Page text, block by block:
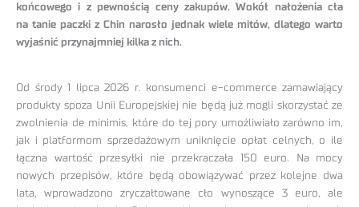
końcowego i z pewnością ceny zakupów. Wokół nałożenia cła
na tanie paczki z Chin narosło jednak wiele mitów, dlatego warto
wyjaśnić przynajmniej kilka z nich.
Od środy 1 lipca 2026 r. konsumenci e-commerce zamawiający
produkty spoza Unii Europejskiej nie będą już mogli skorzystać ze
zwolnienia de minimis, które do tej pory umożliwiało zarówno im,
jak i platformom sprzedażowym uniknięcie opłat celnych, o ile
łączna wartość przesyłki nie przekraczała 150 euro. Na mocy
nowych przepisów, które będą obowiązywać przez kolejne dwa
lata, wprowadzono zryczałtowane cło wynoszące 3 euro, ale